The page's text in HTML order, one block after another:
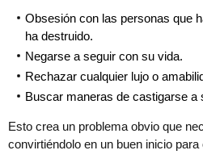
Obsesión con las personas que
ha destruido.
Negarse a seguir con su vida.
Rechazar cualquier lujo o
Buscar maneras de castigarse a
Esto crea un problema obvio que
convirtiéndolo en un buen inicio para